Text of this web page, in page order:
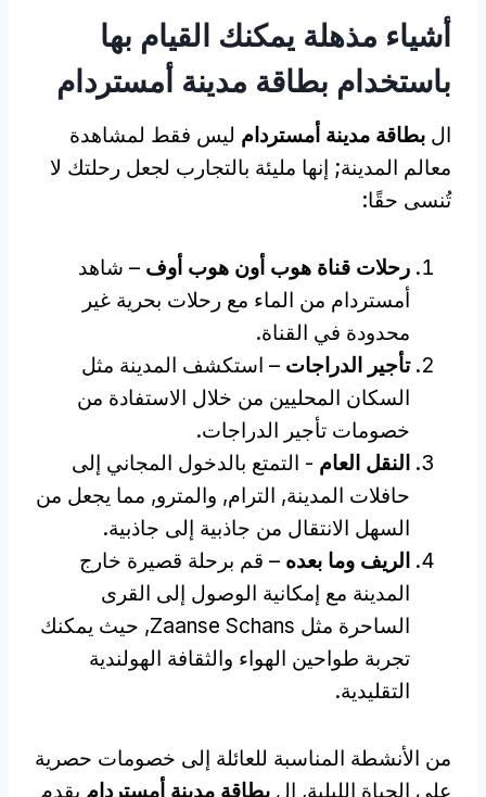
أشياء مذهلة يمكنك القيام بها
باستخدام بطاقة مدينة أمستردام
ال بطاقة مدينة أمستردام ليس فقط لمشاهدة
معالم المدينة; إنها مليئة بالتجارب لجعل رحلتك لا
تُنسى حقًا:
رحلات قناة هوب أون هوب أوف – شاهد
أمستردام من الماء مع رحلات بحرية غير
محدودة في القناة.
تأجير الدراجات – استكشف المدينة مثل
السكان المحليين من خلال الاستفادة من
خصومات تأجير الدراجات.
النقل العام - التمتع بالدخول المجاني إلى
حافلات المدينة, الترام, والمترو, مما يجعل من
السهل الانتقال من جاذبية إلى جاذبية.
الريف وما بعده – قم برحلة قصيرة خارج
المدينة مع إمكانية الوصول إلى القرى
الساحرة مثل Zaanse Schans, حيث يمكنك
تجربة طواحين الهواء والثقافة الهولندية
التقليدية.
من الأنشطة المناسبة للعائلة إلى خصومات حصرية
على الحياة الليلية, ال بطاقة مدينة أمستردام يقدم